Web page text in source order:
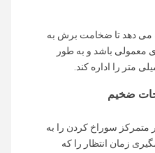
می دهد تا ضخامت برش به
معمولی باشد و به طور
متمرکز سوراخ کردن را به
زمان انتظار را که